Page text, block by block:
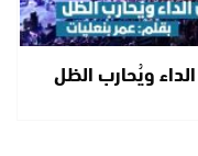
ويُحارب الظل